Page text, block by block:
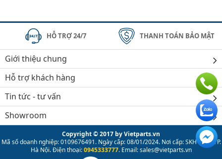
HỖ TRỢ 24/7 THANH TOÁN BẢO MẬT
Giới thiệu chung
Hỗ trợ khách hàng
Tin tức - tư vấn
Showroom
Copyright © 2017 by Vietparts.vn
Mã số doanh nghiệp: 0109676491. Ngày cấp: 08/01/2024. Nơi cấp: SKH & ĐT TP.
Hà Nội. Điện thoại:0945333777. Email: sales@vietparts.vn